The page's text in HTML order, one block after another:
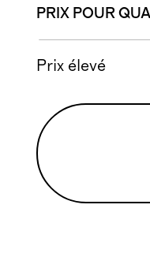
PRIX POUR
Prix élevé